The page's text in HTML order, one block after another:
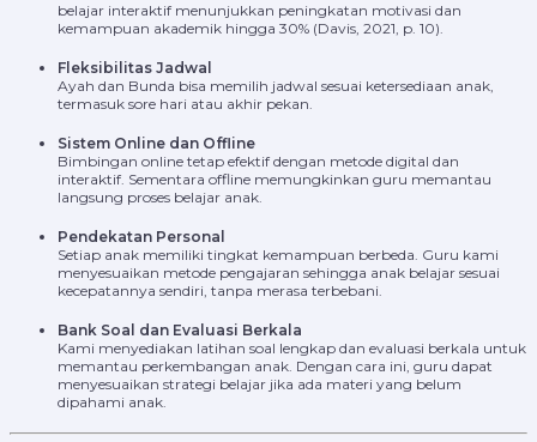
belajar interaktif menunjukkan peningkatan motivasi dan
kemampuan akademik hingga 30% (Davis, 2021, p. 10).
Fleksibilitas Jadwal
Ayah dan Bunda bisa memilih jadwal sesuai ketersediaan anak,
termasuk sore hari atau akhir pekan.
Sistem Online dan Offline
Bimbingan online tetap efektif dengan metode digital dan
interaktif. Sementara offline memungkinkan guru memantau
langsung proses belajar anak.
Pendekatan Personal
Setiap anak memiliki tingkat kemampuan berbeda. Guru kami
menyesuaikan metode pengajaran sehingga anak belajar sesuai
kecepatannya sendiri, tanpa merasa terbebani.
Bank Soal dan Evaluasi Berkala
Kami menyediakan latihan soal lengkap dan evaluasi berkala untuk
memantau perkembangan anak. Dengan cara ini, guru dapat
menyesuaikan strategi belajar jika ada materi yang belum
dipahami anak.